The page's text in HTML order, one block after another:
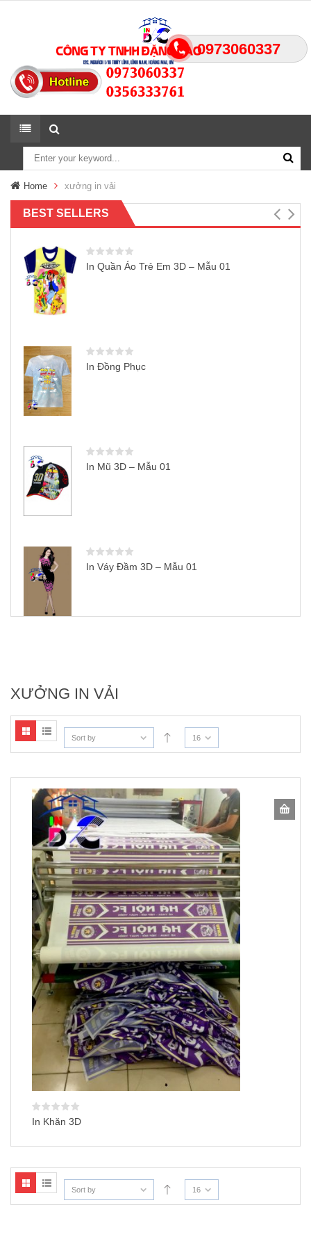
0973060337
Home xưởng in vải
BEST SELLERS
In Quần Áo Trẻ Em 3D – Mẫu 01
In Đồng Phục
In Mũ 3D – Mẫu 01
In Váy Đầm 3D – Mẫu 01
XƯỞNG IN VẢI
Sort by 16
In Khăn 3D
Sort by 16